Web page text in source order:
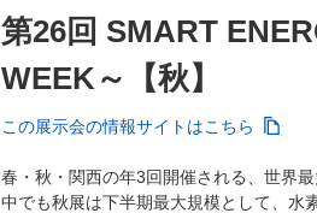
第26回 SMART
WEEK～【秋】
この展示会の情報サイトはこちら
春・秋・関西の年3回開催される、世界
中でも秋展は下半期最大規模として、水